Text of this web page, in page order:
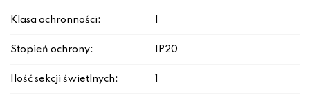
Klasa ochronności:
Stopień ochrony: IP20
Ilość sekcji świetlnych: